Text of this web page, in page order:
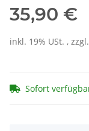
35,90 €
inkl. 19% USt. , zzgl.
Sofort